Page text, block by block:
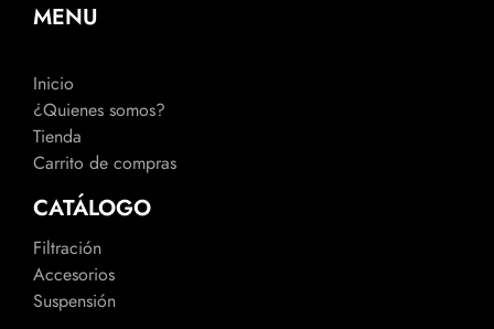
MENU
Inicio
¿Quienes somos?
Tienda
Carrito de compras
CATÁLOGO
Filtración
Accesorios
Suspensión